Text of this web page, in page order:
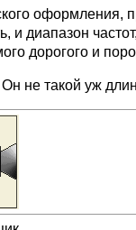
оформления,
диапазон
дорогого и
Он не такой уж